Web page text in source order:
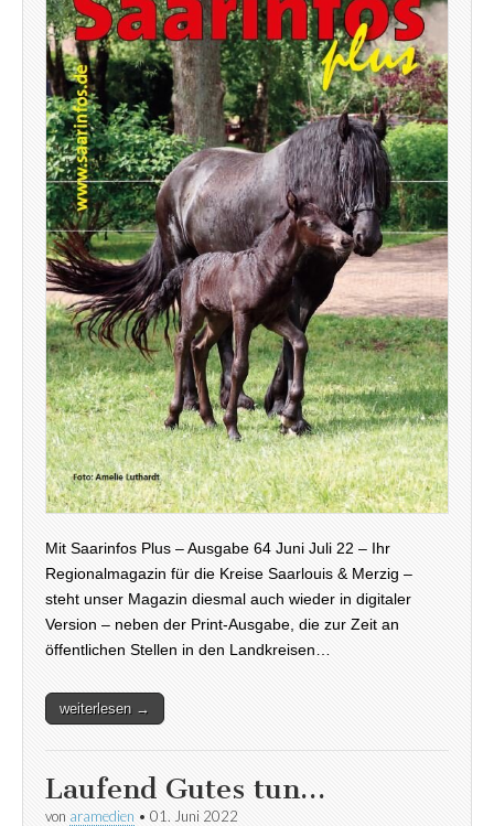
Mit Saarinfos Plus – Ausgabe 64 Juni Juli 22 – Ihr
Regionalmagazin für die Kreise Saarlouis & Merzig –
steht unser Magazin diesmal auch wieder in digitaler
Version – neben der Print-Ausgabe, die zur Zeit an
öffentlichen Stellen in den Landkreisen…
weiterlesen →
Laufend Gutes tun…
von aramedien • 01. Juni 2022